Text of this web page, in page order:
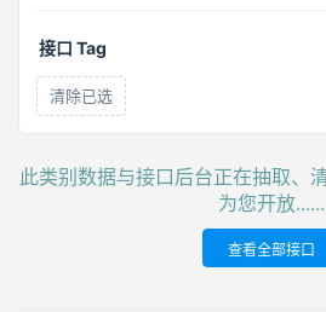
接口 Tag
清除已选
此类别数据与接口后台正在抽取、
为您开放......
查看全部接口